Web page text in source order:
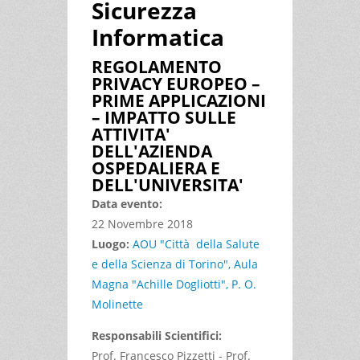
Sicurezza
Informatica
REGOLAMENTO
PRIVACY EUROPEO –
PRIME APPLICAZIONI
– IMPATTO SULLE
ATTIVITA'
DELL'AZIENDA
OSPEDALIERA E
DELL'UNIVERSITA'
Data evento:
22 Novembre 2018
Luogo: AOU "Città della Salute
e della Scienza di Torino", Aula
Magna "Achille Dogliotti", P. O.
Molinette
Responsabili Scientifici:
Prof. Francesco Pizzetti - Prof.